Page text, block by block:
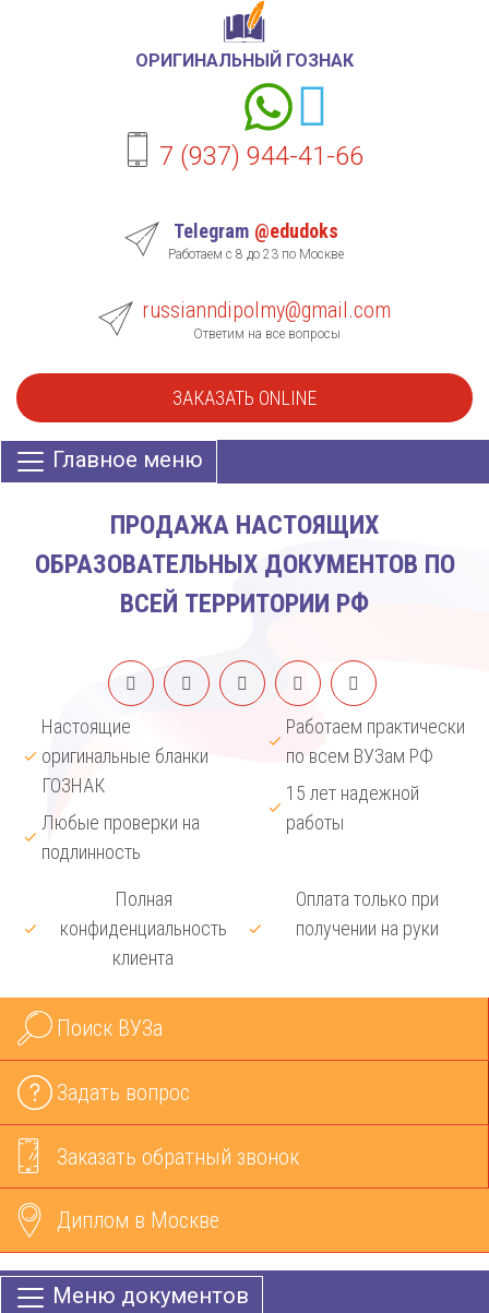
ОРИГИНАЛЬНЫЙ ГОЗНАК
7 (937) 944-41-66
Telegram @edudoks
Работаем с 8 до 23 по Москве
russianndipolmy@gmail.com
Ответим на все вопросы
ЗАКАЗАТЬ ONLINE
Главное меню
ПРОДАЖА НАСТОЯЩИХ
ОБРАЗОВАТЕЛЬНЫХ ДОКУМЕНТОВ ПО
ВСЕЙ ТЕРРИТОРИИ РФ
Настоящие
оригинальные бланки
ГОЗНАК
Любые проверки на
подлинность
Работаем практически
по всем ВУЗам РФ
15 лет надежной
работы
Полная
конфиденциальность
клиента
Оплата только при
получении на руки
Поиск ВУЗа
Задать вопрос
Заказать обратный звонок
Диплом в Москве
Меню документов